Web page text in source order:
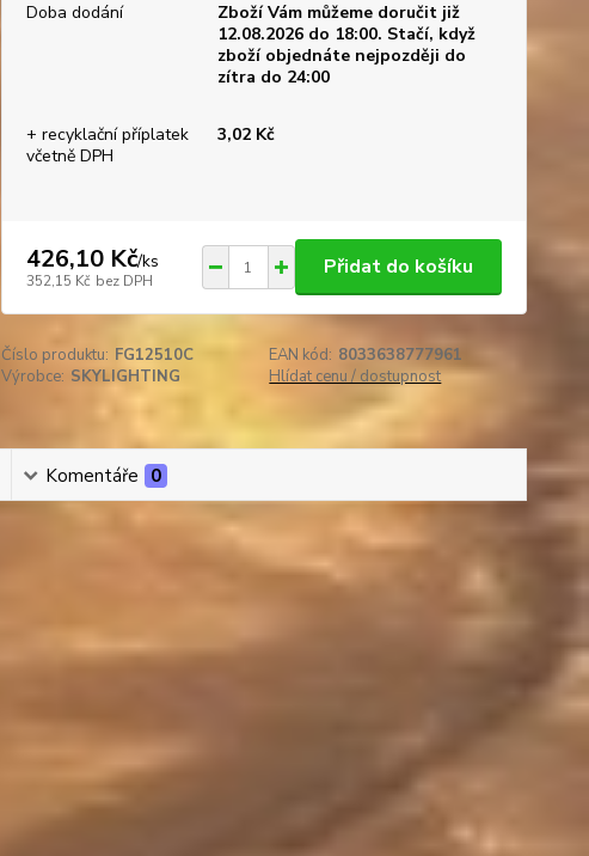
Doba dodání
Zboží Vám můžeme doručit již
12.08.2026 do 18:00. Stačí, když
zboží objednáte nejpozději do
zítra do 24:00
+ recyklační příplatek
včetně DPH
3,02 Kč
426,10 Kč/ks
352,15 Kč bez DPH
Přidat do košíku
Číslo produktu: FG12510C EAN kód: 8033638777961
Výrobce: SKYLIGHTING Hlídat cenu / dostupnost
Komentáře 0